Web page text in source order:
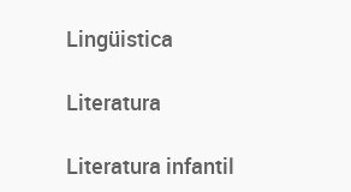
Lingüistica
Literatura
Literatura infantil